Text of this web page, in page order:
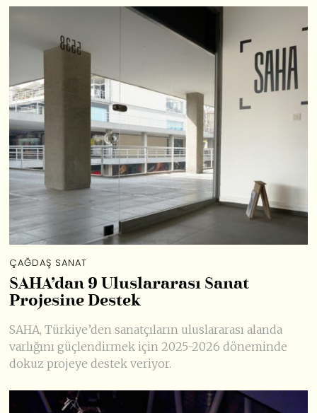
ÇAĞDAŞ SANAT
SAHA’dan 9 Uluslararası Sanat
Projesine Destek
SAHA, Türkiye’den sanatçıların uluslararası alanda
varlığını güçlendirmek için 2025-2026 döneminde
dokuz projeye destek veriyor.